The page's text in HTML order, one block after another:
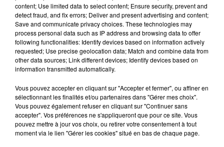
relation extras et...
27 juin 2022
Le cocholed pour jouer à la pétanque
jusqu'au bout de la nuit !
10 mai 2022
Toulon : des quais électrifiés pour 2023 !
10 mai 2022
Cassis organise sa traditionnelle "Fête du vin"
10 mai 2022
Marseille : appel à témoins pour retrouver
content; Use limited data to select content; Ensure security, prevent and
detect fraud, and fix errors; Deliver and present advertising and content;
Save and communicate privacy choices. These technologies may
process personal data such as IP address and browsing data to offer
following functionalities: Identify devices based on information actively
requested; Use precise geolocation data; Match and combine data from
other data sources; Link different devices; Identify devices based on
information transmitted automatically.
Vous pouvez accepter en cliquant sur "Accepter et fermer", ou affiner en
sélectionnant les finalités et/ou partenaires dans "Gérer mes choix".
Vous pouvez également refuser en cliquant sur "Continuer sans
accepter". Vos préférences ne s'appliqueront que pour ce site. Vous
pouvez mettre à jour vos choix, ou retirer votre consentement à tout
moment via le lien "Gérer les cookies" situé en bas de chaque page.